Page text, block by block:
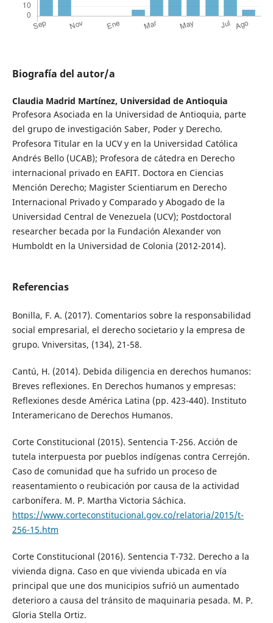
Biografía del autor/a
Claudia Madrid Martínez, Universidad de Antioquia
Profesora Asociada en la Universidad de Antioquia, parte
del grupo de investigación Saber, Poder y Derecho.
Profesora Titular en la UCV y en la Universidad Católica
Andrés Bello (UCAB); Profesora de cátedra en Derecho
internacional privado en EAFIT. Doctora en Ciencias
Mención Derecho; Magister Scientiarum en Derecho
Internacional Privado y Comparado y Abogado de la
Universidad Central de Venezuela (UCV); Postdoctoral
researcher becada por la Fundación Alexander von
Humboldt en la Universidad de Colonia (2012-2014).
Referencias
Bonilla, F. A. (2017). Comentarios sobre la responsabilidad
social empresarial, el derecho societario y la empresa de
grupo. Vniversitas, (134), 21-58.
Cantú, H. (2014). Debida diligencia en derechos humanos:
Breves reflexiones. En Derechos humanos y empresas:
Reflexiones desde América Latina (pp. 423-440). Instituto
Interamericano de Derechos Humanos.
Corte Constitucional (2015). Sentencia T-256. Acción de
tutela interpuesta por pueblos indígenas contra Cerrejón.
Caso de comunidad que ha sufrido un proceso de
reasentamiento o reubicación por causa de la actividad
carbonífera. M. P. Martha Victoria Sáchica.
https://www.corteconstitucional.gov.co/relatoria/2015/t-
256-15.htm
Corte Constitucional (2016). Sentencia T-732. Derecho a la
vivienda digna. Caso en que vivienda ubicada en vía
principal que une dos municipios sufrió un aumentado
deterioro a causa del tránsito de maquinaria pesada. M. P.
Gloria Stella Ortiz.